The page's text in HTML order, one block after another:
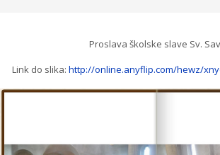
Proslava školske slave Sv.
Link do slika: http://online.anyflip.com/hewz/